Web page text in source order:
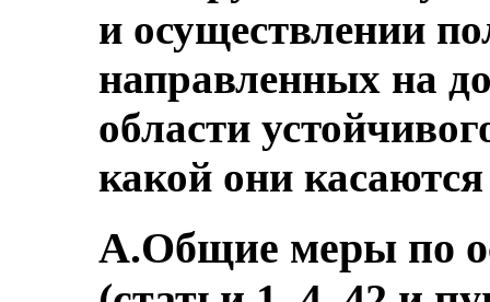
и осуществлении
направленных на
области
какой они касаются
A.Общие меры по